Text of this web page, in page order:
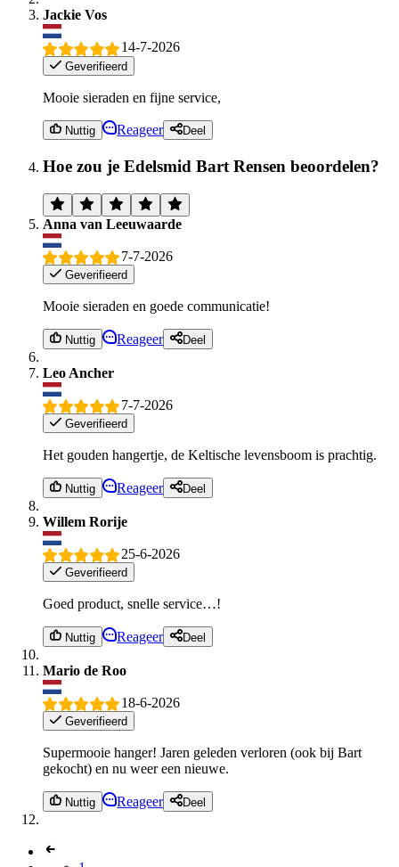
Jackie Vos
14-7-2026
Geverifieerd
Mooie sieraden en fijne service,
Nuttig Reageer Deel
Hoe zou je Edelsmid Bart Rensen beoordelen?
Anna van Leeuwaarde
7-7-2026
Geverifieerd
Mooie sieraden en goede communicatie!
Nuttig Reageer Deel
Leo Ancher
7-7-2026
Geverifieerd
Het gouden hangertje, de Keltische levensboom is prachtig.
Nuttig Reageer Deel
Willem Rorije
25-6-2026
Geverifieerd
Goed product, snelle service…!
Nuttig Reageer Deel
Mario de Roo
18-6-2026
Geverifieerd
Supermooie hanger! Jaren geleden verloren (ook bij Bart
gekocht) en nu weer een nieuwe.
Nuttig Reageer Deel